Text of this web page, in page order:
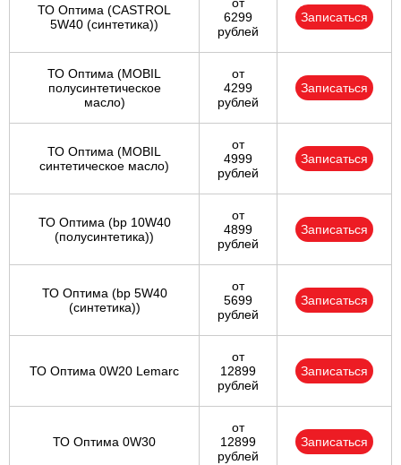
ТО Оптима (CASTROL
5W40 (синтетика))
от
6299
рублей
Записаться
ТО Оптима (MOBIL
полусинтетическое
масло)
от
4299
рублей
Записаться
ТО Оптима (MOBIL
синтетическое масло)
от
4999
рублей
Записаться
ТО Оптима (bp 10W40
(полусинтетика))
от
4899
рублей
Записаться
ТО Оптима (bp 5W40
(синтетика))
от
5699
рублей
Записаться
ТО Оптима 0W20 Lemarc
от
12899
рублей
Записаться
ТО Оптима 0W30
от
12899
рублей
Записаться